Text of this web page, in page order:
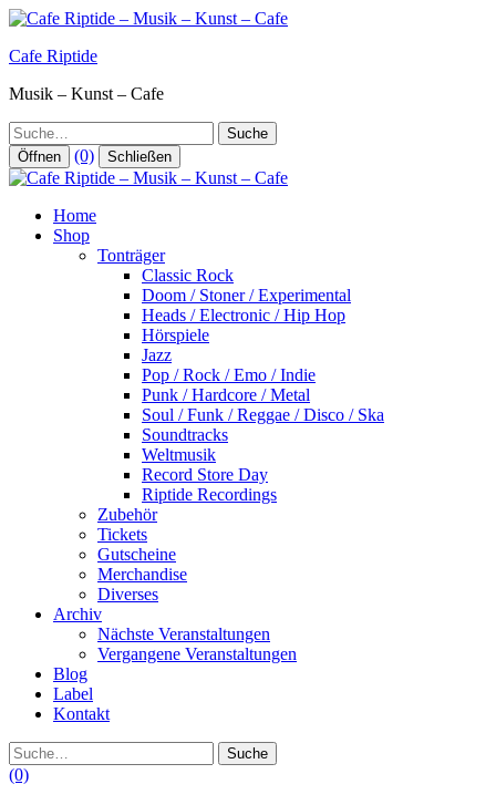
Zum
springen
Cafe Riptide
Musik – Kunst – Cafe
Suche
Öffnen (0) Schließen
Home
Shop
Tonträger
Classic Rock
Doom / Stoner / Experimental
Heads / Electronic / Hip Hop
Hörspiele
Jazz
Pop / Rock / Emo / Indie
Punk / Hardcore / Metal
Soul / Funk / Reggae / Disco / Ska
Soundtracks
Weltmusik
Record Store Day
Riptide Recordings
Zubehör
Tickets
Gutscheine
Merchandise
Diverses
Archiv
Nächste Veranstaltungen
Vergangene Veranstaltungen
Blog
Label
Kontakt
Suche
(0)